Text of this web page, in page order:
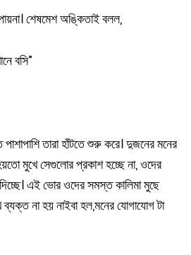
শেষমেশ অঙ্কিতাই বলল,
বসি”
তারা হাঁটতে শুরু করে। দুজনের মনের
মুখে সেগুলোর প্রকাশ হচ্ছে না, ওদের
এই ভোর ওদের সমস্ত কালিমা মুছে
না হয় নাইবা হল,মনের যোগাযোগ টা